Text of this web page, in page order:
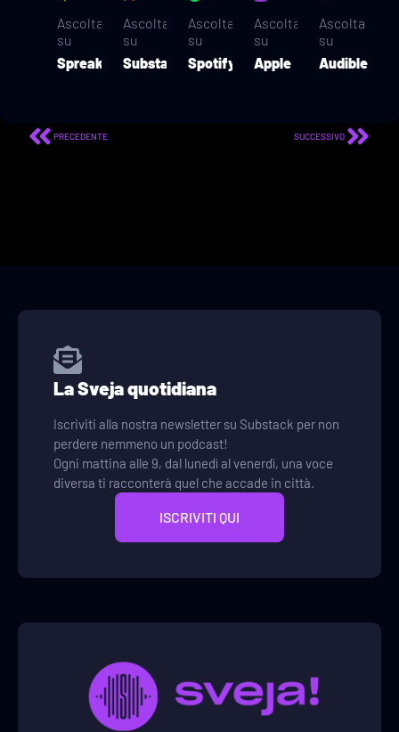
Ascolta
su
Spreaker
Ascolta
su
Substack
Ascolta
su
Spotify
Ascolta
su
Apple
Ascolta
su
Audible
PRECEDENTE SUCCESSIVO
La Sveja quotidiana
Iscriviti alla nostra newsletter su Substack per non
perdere nemmeno un podcast!
Ogni mattina alle 9, dal lunedì al venerdì, una voce
diversa ti racconterà quel che accade in città.
ISCRIVITI QUI